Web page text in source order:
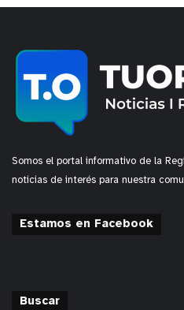
Somos el portal informativo de la
noticias de interés para nuestra
Estamos en Facebook
Buscar